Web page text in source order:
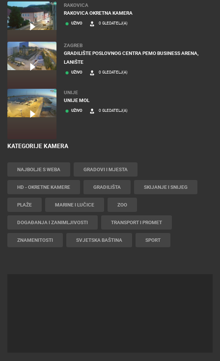
RAKOVICA
RAKOVICA OKRETNA KAMERA
UŽIVO 0 GLEDATELJ(A)
ZAGREB
GRADILIŠTE POSLOVNOG CENTRA PEMO BUSINESS ARENA,
LANIŠTE
UŽIVO 0 GLEDATELJ(A)
UNIJE
UNIJE MOL
UŽIVO 0 GLEDATELJ(A)
KATEGORIJE KAMERA
NAJBOLJE S WEBA GRADOVI I MJESTA
HD - OKRETNE KAMERE GRADILIŠTA SKIJANJE I SNIJEG
PLAŽE MARINE I LUČICE ZOO
DOGAĐANJA I ZANIMLJIVOSTI TRANSPORT I PROMET
ZNAMENITOSTI SVJETSKA BAŠTINA SPORT